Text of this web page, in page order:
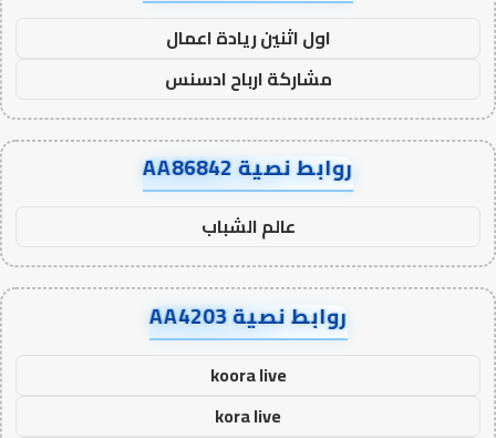
اول اثنين ريادة اعمال
مشاركة ارباح ادسنس
روابط نصية AA86842
عالم الشباب
روابط نصية AA4203
koora live
kora live